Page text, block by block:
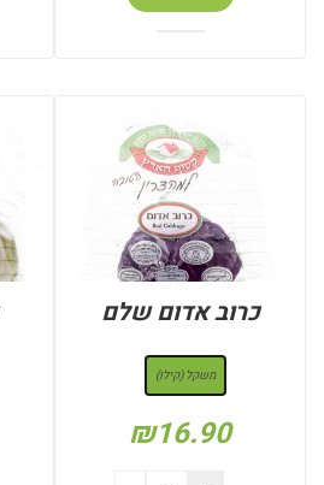
כרוב אדום שלם
משקל (קילו)
₪16.90